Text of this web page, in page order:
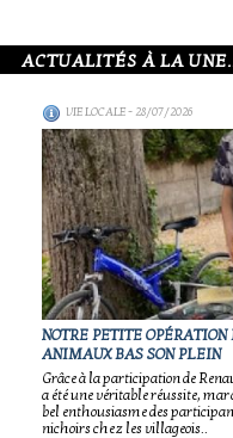
ACTUALITÉS À LA
VIE LOCALE- 28/07/2026
NOTRE PETITE
ANIMAUX BAS SON PLEIN
Grâce à la participation de
a été une véritable réussite,
bel enthousiasme des
nichoirs chez les villageois..